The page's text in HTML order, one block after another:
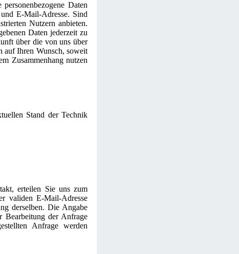
Daten
E-Mail-Adresse. Sind
Nutzern anbieten.
Daten jederzeit zu
über die von uns über
auf Ihren Wunsch, soweit
Zusammenhang nutzen
Stand der Technik
erteilen Sie uns zum
validen E-Mail-Adresse
derselben. Die Angabe
Bearbeitung der Anfrage
Anfrage werden